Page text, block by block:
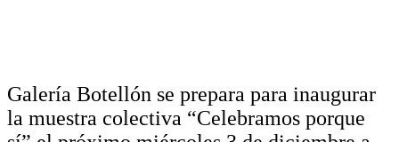
Galería Botellón se prepara para inaugurar
la muestra colectiva “Celebramos porque